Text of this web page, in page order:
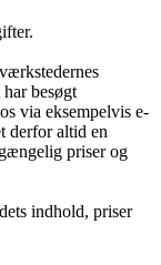
besøgt
via eksempelvis e-
derfor altid en
priser og
indhold, priser